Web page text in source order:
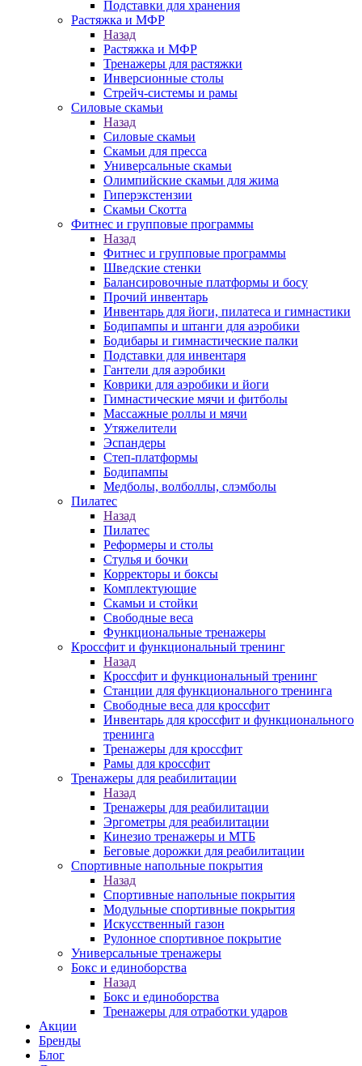
Подставки для хранения
Растяжка и МФР
Назад
Растяжка и МФР
Тренажеры для растяжки
Инверсионные столы
Стрейч-системы и рамы
Силовые скамьи
Назад
Силовые скамьи
Скамьи для пресса
Универсальные скамьи
Олимпийские скамьи для жима
Гиперэкстензии
Скамьи Скотта
Фитнес и групповые программы
Назад
Фитнес и групповые программы
Шведские стенки
Балансировочные платформы и босу
Прочий инвентарь
Инвентарь для йоги, пилатеса и гимнастики
Бодипампы и штанги для аэробики
Бодибары и гимнастические палки
Подставки для инвентаря
Гантели для аэробики
Коврики для аэробики и йоги
Гимнастические мячи и фитболы
Массажные роллы и мячи
Утяжелители
Эспандеры
Степ-платформы
Бодипампы
Медболы, волболлы, слэмболы
Пилатес
Назад
Пилатес
Реформеры и столы
Стулья и бочки
Корректоры и боксы
Комплектующие
Скамьи и стойки
Свободные веса
Функциональные тренажеры
Кроссфит и функциональный тренинг
Назад
Кроссфит и функциональный тренинг
Станции для функционального тренинга
Свободные веса для кроссфит
Инвентарь для кроссфит и функционального
тренинга
Тренажеры для кроссфит
Рамы для кроссфит
Тренажеры для реабилитации
Назад
Тренажеры для реабилитации
Эргометры для реабилитации
Кинезио тренажеры и МТБ
Беговые дорожки для реабилитации
Спортивные напольные покрытия
Назад
Спортивные напольные покрытия
Модульные спортивные покрытия
Искусственный газон
Рулонное спортивное покрытие
Универсальные тренажеры
Бокс и единоборства
Назад
Бокс и единоборства
Тренажеры для отработки ударов
Акции
Бренды
Блог